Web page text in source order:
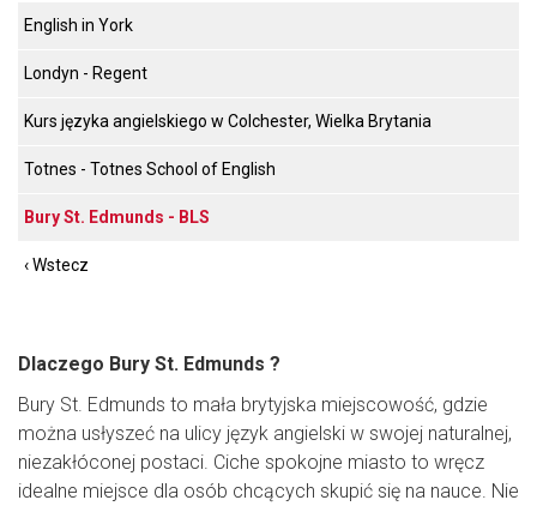
English in York
Londyn - Regent
Kurs języka angielskiego w Colchester, Wielka Brytania
Totnes - Totnes School of English
Bury St. Edmunds - BLS
‹ Wstecz
Dlaczego Bury St. Edmunds ?
Bury St. Edmunds to mała brytyjska miejscowość, gdzie
można usłyszeć na ulicy język angielski w swojej naturalnej,
niezakłóconej postaci. Ciche spokojne miasto to wręcz
idealne miejsce dla osób chcących skupić się na nauce. Nie